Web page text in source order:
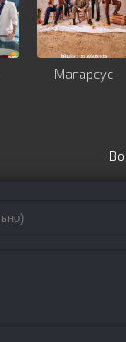
Магарсус